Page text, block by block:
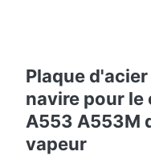
Plaque
navire pour le
A553 A553M
vapeur